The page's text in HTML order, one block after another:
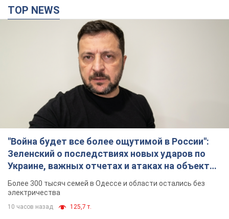
TOP NEWS
"Война будет все более ощутимой в России":
Зеленский о последствиях новых ударов по
Украине, важных отчетах и атаках на объекты
противника. Видео
Более 300 тысяч семей в Одессе и области остались без
электричества
10 часов назад 125,7 т.